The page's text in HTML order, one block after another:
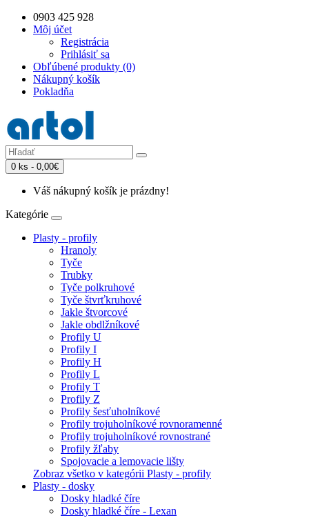
0903 425 928
Môj účet
Registrácia
Prihlásiť sa
Obľúbené produkty (0)
Nákupný košík
Pokladňa
0 ks - 0,00€
Váš nákupný košík je prázdny!
Kategórie
Plasty - profily
Hranoly
Tyče
Trubky
Tyče polkruhové
Tyče štvrťkruhové
Jakle štvorcové
Jakle obdlžníkové
Profily U
Profily I
Profily H
Profily L
Profily T
Profily Z
Profily šesťuholníkové
Profily trojuholníkové rovnoramenné
Profily trojuholníkové rovnostrané
Profily žľaby
Spojovacie a lemovacie lišty
Zobraz všetko v kategórii Plasty - profily
Plasty - dosky
Dosky hladké číre
Dosky hladké číre - Lexan